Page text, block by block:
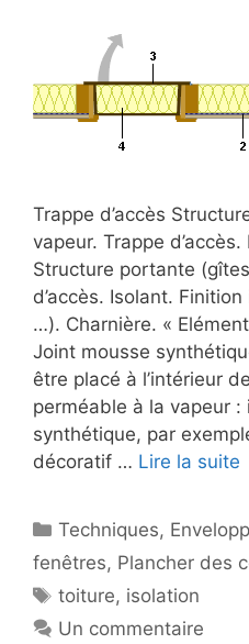
Trappe d’accès
vapeur. Trappe
Structure portante
d’accès. Isolant.
…). Charnière. «
Joint mousse
être placé à l’intérieur
perméable à la vapeur :
synthétique, par
décoratif … Lire la suite
Catégories
Techniques,
fenêtres, Plancher des
Étiquettes
toiture, isolation
Un commentaire